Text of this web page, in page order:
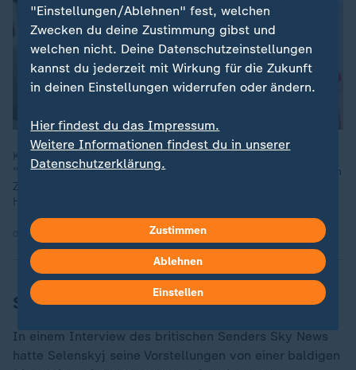
Kiews diplomatische Vorstöße blieben bislang erfolglos.
"Selenskyj selbst schätzt die Lage derzeit so ein, dass sich ein
Zeitfenster für Verhandlungen öffnet“, so ZDF-Reporter Dara
Hassanzadeh.
05.06.2026 | 2:29 min
Selenskyj: Es hängt von Putin ab
In einem Interview des britischen Senders Sky News
hatte Selenskyj seine Vorstellungen von einer baldigen
"Einstellungen/Ablehnen" fest, welchen
Zwecken du deine Zustimmung gibst und
welchen nicht. Deine Datenschutzeinstellungen
kannst du jederzeit mit Wirkung für die Zukunft
in deinen Einstellungen widerrufen oder ändern.
Hier findest du das Impressum.
Weitere Informationen findest du in unserer
Datenschutzerklärung.
Zustimmen
Ablehnen
Einstellen